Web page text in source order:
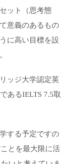
ット（思考態
意義のあるもの
に高い目標を設
ッジ大学認定英
あるIELTS 7.5取
する予定ですの
とを最大限に活